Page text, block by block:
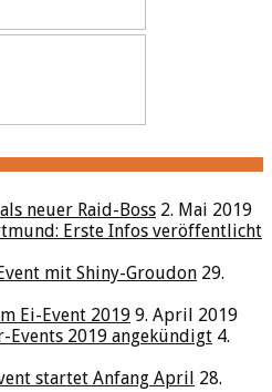
neuer Raid-Boss 2. Mai 2019
Erste Infos veröffentlicht
mit Shiny-Groudon 29.
Ei-Event 2019 9. April 2019
Events 2019 angekündigt 4.
startet Anfang April 28.